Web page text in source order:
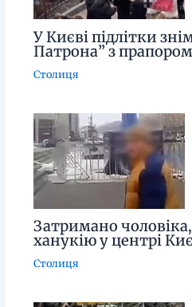
У Києві підлітки
Патрона” з
Столиця
Затримано
ханукію у центрі
Столиця